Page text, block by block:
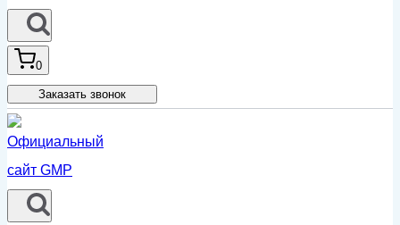
0
Заказать звонок